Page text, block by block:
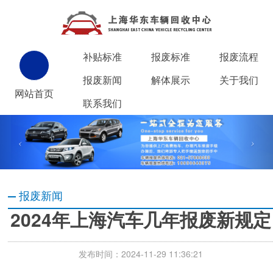
网站首页
补贴标准 报废标准
报废流程
报废新闻
解体展示
关于我们
联系我们
报废新闻
2024年上海汽车几年报废新规定
发布时间：2024-11-29 11:36:21